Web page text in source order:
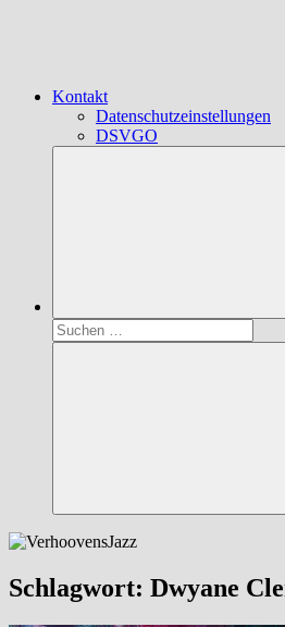
Kontakt
Datenschutzeinstellungen
DSVGO
Suchen
nach:
Suchen
Schlagwort: Dwyane